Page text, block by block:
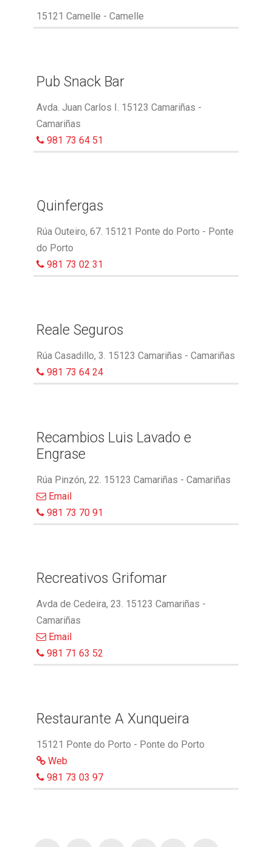
15121 Camelle - Camelle
Pub Snack Bar
Avda. Juan Carlos I. 15123 Camariñas -
Camariñas
981 73 64 51
Quinfergas
Rúa Outeiro, 67. 15121 Ponte do Porto - Ponte
do Porto
981 73 02 31
Reale Seguros
Rúa Casadillo, 3. 15123 Camariñas - Camariñas
981 73 64 24
Recambios Luis Lavado e
Engrase
Rúa Pinzón, 22. 15123 Camariñas - Camariñas
Email
981 73 70 91
Recreativos Grifomar
Avda de Cedeira, 23. 15123 Camariñas -
Camariñas
Email
981 71 63 52
Restaurante A Xunqueira
15121 Ponte do Porto - Ponte do Porto
Web
981 73 03 97